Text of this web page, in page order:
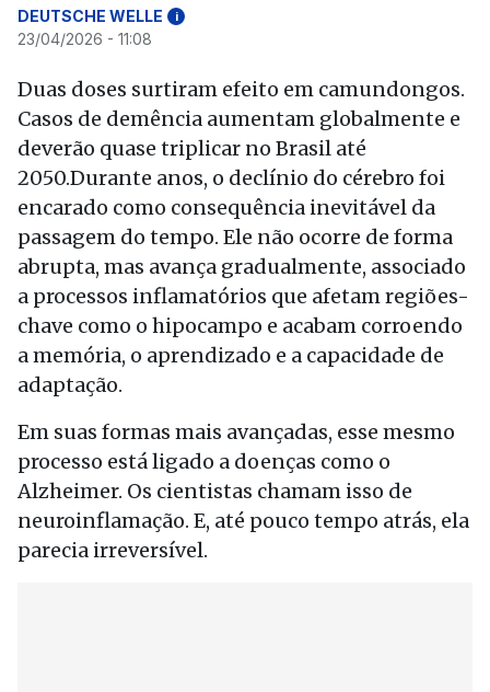
DEUTSCHE WELLE i
23/04/2026 - 11:08
Duas doses surtiram efeito em camundongos.
Casos de demência aumentam globalmente e
deverão quase triplicar no Brasil até
2050.Durante anos, o declínio do cérebro foi
encarado como consequência inevitável da
passagem do tempo. Ele não ocorre de forma
abrupta, mas avança gradualmente, associado
a processos inflamatórios que afetam regiões-
chave como o hipocampo e acabam corroendo
a memória, o aprendizado e a capacidade de
adaptação.
Em suas formas mais avançadas, esse mesmo
processo está ligado a doenças como o
Alzheimer. Os cientistas chamam isso de
neuroinflamação. E, até pouco tempo atrás, ela
parecia irreversível.